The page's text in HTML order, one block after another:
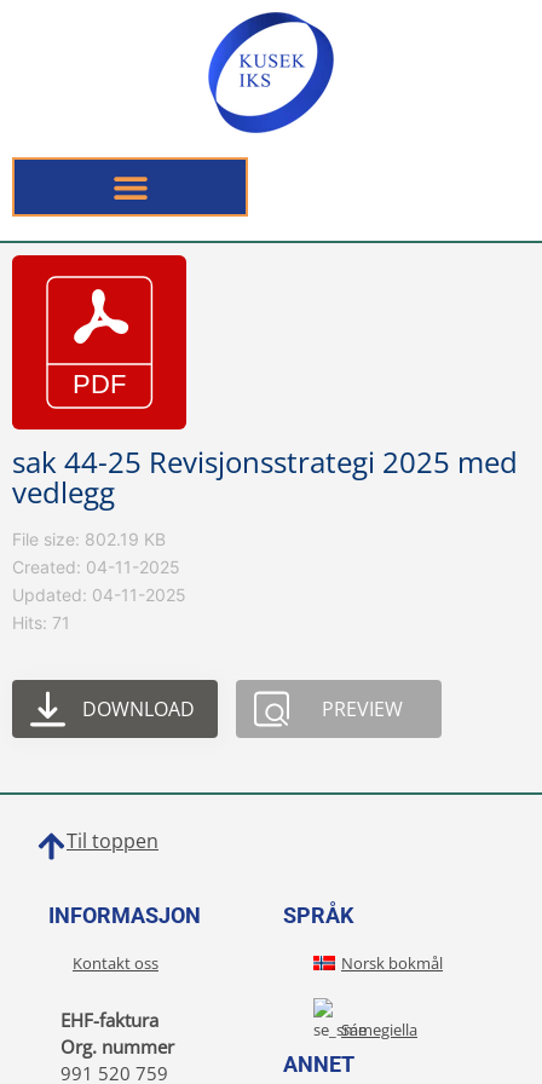
sak 44-25 Revisjonsstrategi 2025 med
vedlegg
File size: 802.19 KB
Created: 04-11-2025
Updated: 04-11-2025
Hits: 71
DOWNLOAD PREVIEW
Til toppen
INFORMASJON
Kontakt oss
EHF-faktura
Org. nummer
991 520 759
SPRÅK
Norsk bokmål
Sámegiella
ANNET